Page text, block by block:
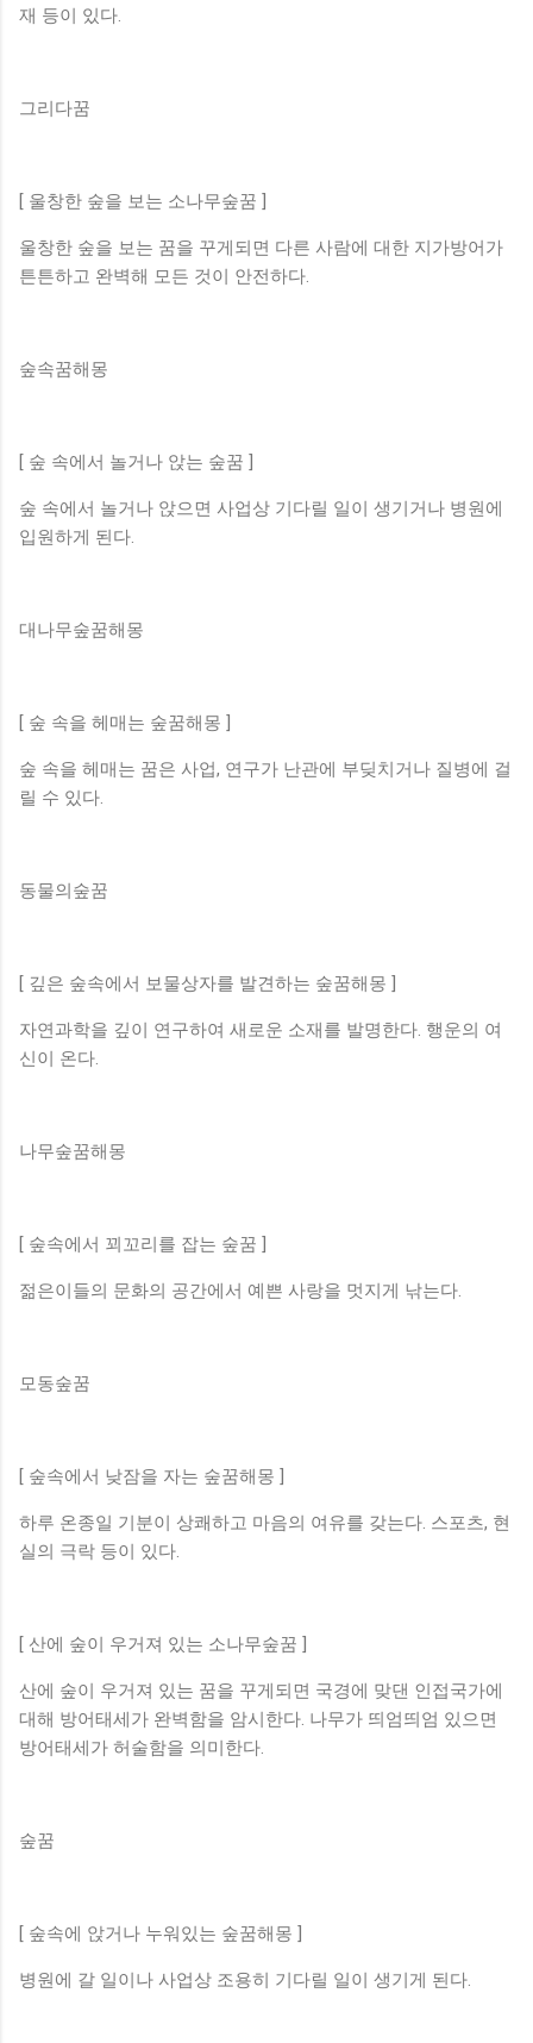
재 등이 있다.
그리다꿈
[ 울창한 숲을 보는 소나무숲꿈 ]
울창한 숲을 보는 꿈을 꾸게되면 다른 사람에 대한 지가방어가
튼튼하고 완벽해 모든 것이 안전하다.
숲속꿈해몽
[ 숲 속에서 놀거나 앉는 숲꿈 ]
숲 속에서 놀거나 앉으면 사업상 기다릴 일이 생기거나 병원에
입원하게 된다.
대나무숲꿈해몽
[ 숲 속을 헤매는 숲꿈해몽 ]
숲 속을 헤매는 꿈은 사업, 연구가 난관에 부딪치거나 질병에 걸
릴 수 있다.
동물의숲꿈
[ 깊은 숲속에서 보물상자를 발견하는 숲꿈해몽 ]
자연과학을 깊이 연구하여 새로운 소재를 발명한다. 행운의 여
신이 온다.
나무숲꿈해몽
[ 숲속에서 꾀꼬리를 잡는 숲꿈 ]
젊은이들의 문화의 공간에서 예쁜 사랑을 멋지게 낚는다.
모동숲꿈
[ 숲속에서 낮잠을 자는 숲꿈해몽 ]
하루 온종일 기분이 상쾌하고 마음의 여유를 갖는다. 스포츠, 현
실의 극락 등이 있다.
[ 산에 숲이 우거져 있는 소나무숲꿈 ]
산에 숲이 우거져 있는 꿈을 꾸게되면 국경에 맞댄 인접국가에
대해 방어태세가 완벽함을 암시한다. 나무가 띄엄띄엄 있으면
방어태세가 허술함을 의미한다.
숲꿈
[ 숲속에 앉거나 누워있는 숲꿈해몽 ]
병원에 갈 일이나 사업상 조용히 기다릴 일이 생기게 된다.